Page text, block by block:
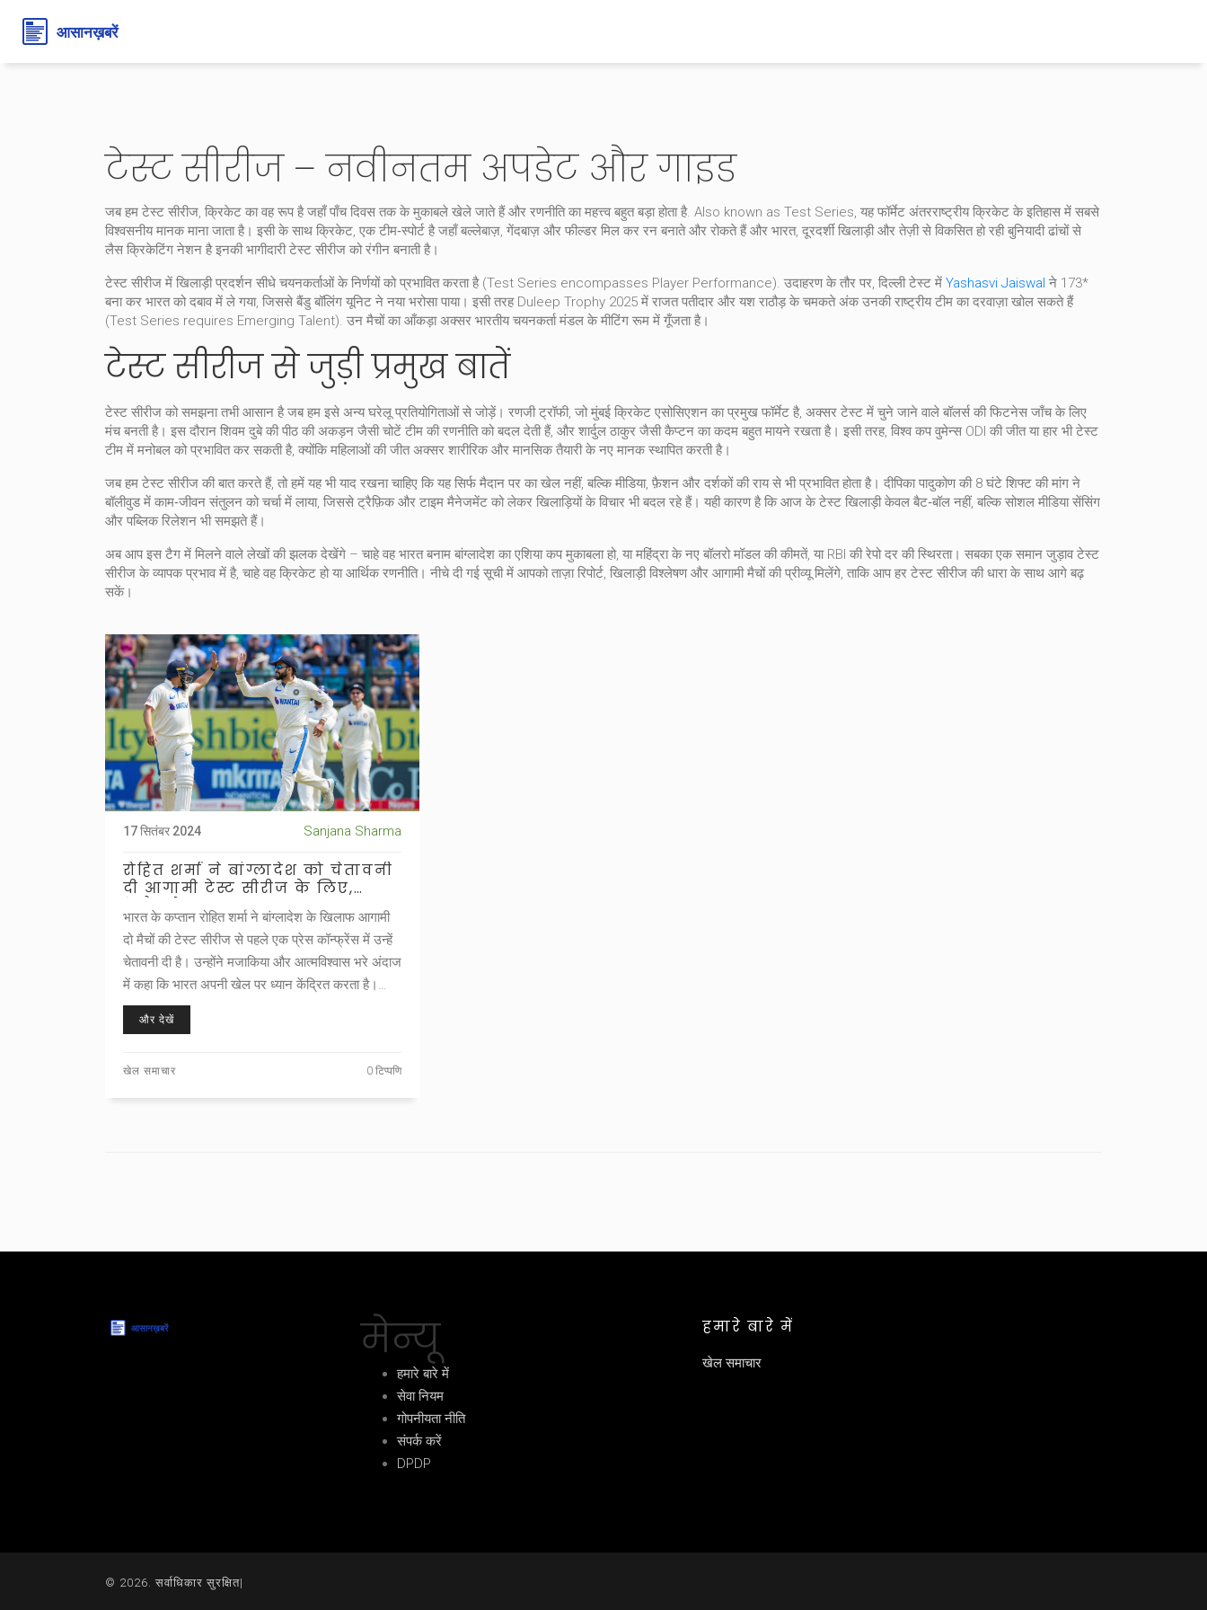
टेस्ट सीरीज – नवीनतम अपडेट और गाइड
जब हम टेस्ट सीरीज, क्रिके‍ट का वह रूप है जहाँ पाँच दिवस तक के मुकाबले खेले जाते हैं और रणनीति का महत्त्व बहुत बड़ा होता है. Also known as Test Series, यह फॉर्मेट अंतरराष्ट्रीय क्रिकेट के इतिहास में सबसे
विश्वसनीय मानक माना जाता है। इसी के साथ क्रिके‍ट, एक टीम‑स्पोर्ट है जहाँ बल्लेबाज़, गेंदबाज़ और फील्डर मिल कर रन बनाते और रोकते हैंऔर भारत, दूरदर्शी खिलाड़ी और तेज़ी से विकसित हो रही बुनियादी ढांचों से
लैस क्रिकेटिंग नेशन हैइनकी भागीदारी टेस्ट सीरीज को रंगीन बनाती है।
टेस्ट सीरीज में खिलाड़ी प्रदर्शन सीधे चयनकर्ताओं के निर्णयों को प्रभावित करता है (Test Series encompasses Player Performance). उदाहरण के तौर पर, दिल्ली टेस्ट में Yashasvi Jaiswal ने 173*
बना कर भारत को दबाव में ले गया, जिससे बैंडु बॉलिंग यूनिट ने नया भरोसा पाया। इसी तरह Duleep Trophy 2025 में राजत पतीदार और यश राठौड़ के चमकते अंक उनकी राष्ट्रीय टीम का दरवाज़ा खोल सकते हैं
(Test Series requires Emerging Talent). उन मैचों का आँकड़ा अक्सर भारतीय चयनकर्ता मंडल के मीटिंग रूम में गूँजता है।
टेस्ट सीरीज से जुड़ी प्रमुख बातें
टेस्ट सीरीज को समझना तभी आसान है जब हम इसे अन्य घरेलू प्रतियोगिताओं से जोड़ें। रणजी ट्रॉफी, जो मुंबई क्रिके‍ट एसोसिएशन का प्रमुख फॉर्मेट है, अक्सर टेस्ट में चुने जाने वाले बॉलर्स की फिटनेस जाँच के लिए
मंच बनती है। इस दौरान शिवम दुबे की पीठ की अकड़न जैसी चोटें टीम की रणनीति को बदल देती हैं, और शार्दुल ठाकुर जैसी कैप्टन का कदम बहुत मायने रखता है। इसी तरह, विश्व कप वुमेन्स ODI की जीत या हार भी टेस्ट
टीम में मनोबल को प्रभावित कर सकती है, क्योंकि महिलाओं की जीत अक्सर शारीरिक और मानसिक तैयारी के नए मानक स्थापित करती है।
जब हम टेस्ट सीरीज की बात करते हैं, तो हमें यह भी याद रखना चाहिए कि यह सिर्फ मैदान पर का खेल नहीं, बल्कि मीडिया, फ़ैशन और दर्शकों की राय से भी प्रभावित होता है। दीपिका पादुकोण की 8 घंटे शिफ्ट की मांग ने
बॉलीवुड में काम‑जीवन संतुलन को चर्चा में लाया, जिससे ट्रैफ़िक और टाइम मैनेजमेंट को लेकर खिलाड़ियों के विचार भी बदल रहे हैं। यही कारण है कि आज के टेस्ट खिलाड़ी केवल बैट‑बॉल नहीं, बल्कि सोशल मीडिया सेंसिंग
और पब्लिक रिलेशन भी समझते हैं।
अब आप इस टैग में मिलने वाले लेखों की झलक देखेंगे – चाहे वह भारत बनाम बांग्लादेश का एशिया कप मुकाबला हो, या महिंद्रा के नए बॉलरो मॉडल की कीमतें, या RBI की रेपो दर की स्थिरता। सबका एक समान जुड़ाव टेस्ट
सीरीज के व्यापक प्रभाव में है, चाहे वह क्रिकेट हो या आर्थिक रणनीति। नीचे दी गई सूची में आपको ताज़ा रिपोर्ट, खिलाड़ी विश्लेषण और आगामी मैचों की प्रीव्यू मिलेंगे, ताकि आप हर टेस्ट सीरीज की धारा के साथ आगे बढ़
सकें।
17 सितंबर 2024 Sanjana Sharma
रोहित शर्मा ने बांग्लादेश को चेतावनी
दी आगामी टेस्ट सीरीज के लिए,
इंग्लैंड के उदाहरण का हवाला
भारत के कप्तान रोहित शर्मा ने बांग्लादेश के खिलाफ आगामी
दो मैचों की टेस्ट सीरीज से पहले एक प्रेस कॉन्फ्रेंस में उन्हें
चेतावनी दी है। उन्होंने मजाकिया और आत्मविश्वास भरे अंदाज
में कहा कि भारत अपनी खेल पर ध्यान केंद्रित करता है।
रोहित ने इंग्लैंड के पिछले बयानों का हवाला देते हुए बताया कि
इस तरह के बयानों का भारत पर कोई असर नहीं होता है।
और देखें
खेल समाचार 0 टिप्पणि
मेन्यू
हमारे बारे में
सेवा नियम
गोपनीयता नीति
संपर्क करें
DPDP
हमारे बारे में
खेल समाचार
© 2026. सर्वाधिकार सुरक्षित|